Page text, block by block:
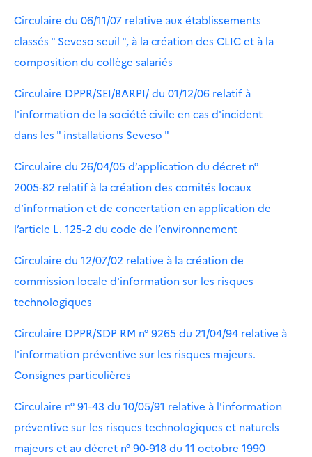
Circulaire du 06/11/07 relative aux établissements
classés " Seveso seuil ", à la création des CLIC et à la
composition du collège salariés
Circulaire DPPR/SEI/BARPI/ du 01/12/06 relatif à
l'information de la société civile en cas d'incident
dans les " installations Seveso "
Circulaire du 26/04/05 d’application du décret n°
2005-82 relatif à la création des comités locaux
d’information et de concertation en application de
l’article L. 125-2 du code de l’environnement
Circulaire du 12/07/02 relative à la création de
commission locale d'information sur les risques
technologiques
Circulaire DPPR/SDP RM n° 9265 du 21/04/94 relative à
l'information préventive sur les risques majeurs.
Consignes particulières
Circulaire n° 91-43 du 10/05/91 relative à l'information
préventive sur les risques technologiques et naturels
majeurs et au décret n° 90-918 du 11 octobre 1990